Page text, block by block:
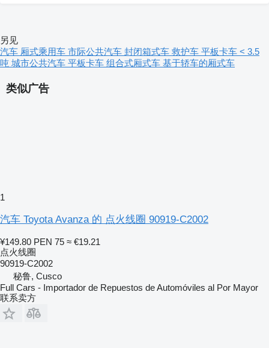
类似广告
1
汽车 Toyota Avanza 的 点火线圈 90919-C2002
¥149.80 PEN 75 ≈ €19.21
点火线圈
90919-C2002
秘鲁, Cusco
Full Cars - Importador de Repuestos de Automóviles al Por Mayor
联系卖方
另见
汽车 厢式乘用车 市际公共汽车 封闭箱式车 救护车 平板卡车 < 3.5
吨 城市公共汽车 平板卡车 组合式厢式车 基于轿车的厢式车